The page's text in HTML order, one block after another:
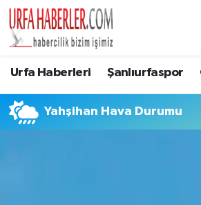
Urfa Haberleri Şanlıurfaspor
Yahşihan Hava Durumu
Şanlıurfa Nöbetçi Eczaneler